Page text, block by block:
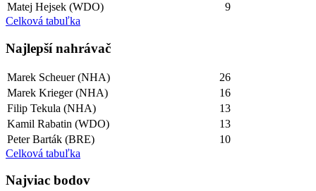
Matej Hejsek (WDO)
9
Celková tabuľka
Najlepší­ nahrávač
Marek Scheuer (NHA)
26
Marek Krieger (NHA)
16
Filip Tekula (NHA)
13
Kamil Rabatin (WDO)
13
Peter Barták (BRE)
10
Celková tabuľka
Najviac bodov